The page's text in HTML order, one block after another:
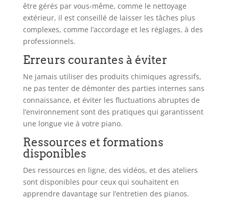
être gérés par vous-même, comme le nettoyage
extérieur, il est conseillé de laisser les tâches plus
complexes, comme l’accordage et les réglages, à des
professionnels.
Erreurs courantes à éviter
Ne jamais utiliser des produits chimiques agressifs,
ne pas tenter de démonter des parties internes sans
connaissance, et éviter les fluctuations abruptes de
l’environnement sont des pratiques qui garantissent
une longue vie à votre piano.
Ressources et formations
disponibles
Des ressources en ligne, des vidéos, et des ateliers
sont disponibles pour ceux qui souhaitent en
apprendre davantage sur l’entretien des pianos.